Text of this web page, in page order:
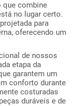
que combine
no lugar certo.
para
oferecendo um
de nossos
etapa da
garantem um
conforto durante
costuradas
duráveis e de